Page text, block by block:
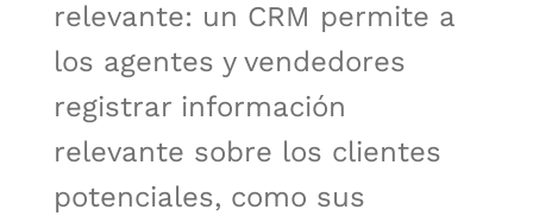
relevante: un CRM permite a
los agentes y vendedores
registrar información
relevante sobre los clientes
potenciales, como sus